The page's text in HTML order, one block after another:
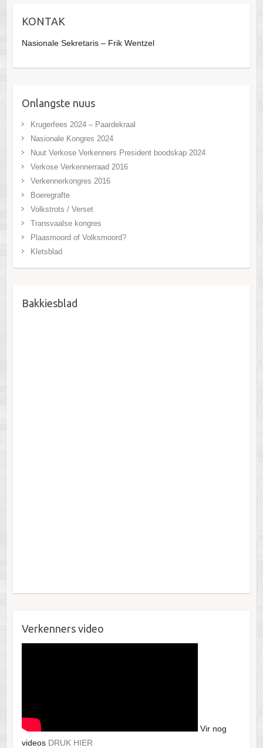
KONTAK
Nasionale Sekretaris – Frik Wentzel
Onlangste nuus
Krugerfees 2024 – Paardekraal
Nasionale Kongres 2024
Nuut Verkose Verkenners President boodskap 2024
Verkose Verkennerraad 2016
Verkennerkongres 2016
Boeregrafte
Volkstrots / Verset
Transvaalse kongres
Plaasmoord of Volksmoord?
Kletsblad
Bakkiesblad
Verkenners video
Vir nog
videos DRUK HIER